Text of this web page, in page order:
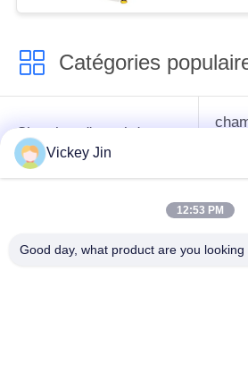
Catégories
Chambre d'essai de
climatVickey Jin
12:53 PM
Good day, what product are you looking